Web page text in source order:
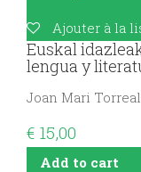
Ajouter à la
Euskal
lengua y
Joan Mari
€ 15,00
Add to cart